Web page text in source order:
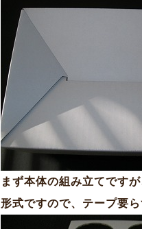
まず本体の組み立てです
形式ですので、テープ要ら